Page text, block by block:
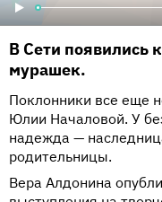
В Сети появились
мурашек.
Поклонники все еще
Юлии Началовой. У
надежда —
родительницы.
Вера Алдонина